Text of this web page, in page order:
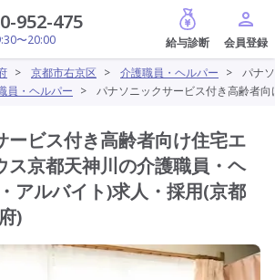
952-475
〜20:00
給与診断
> 京都市右京区 > 介護職員・ヘルパー >
パナ
員・ヘルパー > パナソニックサービス付き高齢者
ービス付き高齢者向け住宅エ
ス京都天神川の介護職員・ヘ
アルバイト)求人・採用(京都
)